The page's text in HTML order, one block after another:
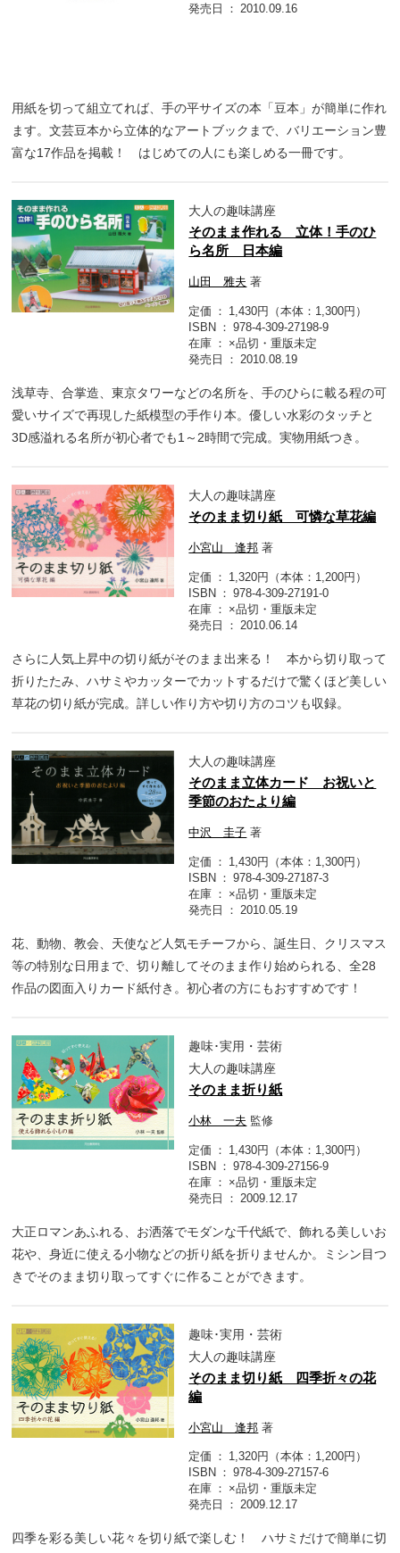
発売日
2010.09.16
用紙を切って組立てれば、手の平サイズの本「豆本」が簡単に作れ
ます。文芸豆本から立体的なアートブックまで、バリエーション豊
富な17作品を掲載！ はじめての人にも楽しめる一冊です。
大人の趣味講座
そのまま作れる 立体！手のひ
ら名所 日本編
山田 雅夫 著
定価
1,430円（本体：1,300円）
ISBN
978-4-309-27198-9
在庫
×品切・重版未定
発売日
2010.08.19
浅草寺、合掌造、東京タワーなどの名所を、手のひらに載る程の可
愛いサイズで再現した紙模型の手作り本。優しい水彩のタッチと
3D感溢れる名所が初心者でも1～2時間で完成。実物用紙つき。
大人の趣味講座
そのまま切り紙 可憐な草花編
小宮山 逢邦 著
定価
1,320円（本体：1,200円）
ISBN
978-4-309-27191-0
在庫
×品切・重版未定
発売日
2010.06.14
さらに人気上昇中の切り紙がそのまま出来る！ 本から切り取って
折りたたみ、ハサミやカッターでカットするだけで驚くほど美しい
草花の切り紙が完成。詳しい作り方や切り方のコツも収録。
大人の趣味講座
そのまま立体カード お祝いと
季節のおたより編
中沢 圭子 著
定価
1,430円（本体：1,300円）
ISBN
978-4-309-27187-3
在庫
×品切・重版未定
発売日
2010.05.19
花、動物、教会、天使など人気モチーフから、誕生日、クリスマス
等の特別な日用まで、切り離してそのまま作り始められる、全28
作品の図面入りカード紙付き。初心者の方にもおすすめです！
趣味･実用・芸術
大人の趣味講座
そのまま折り紙
小林 一夫 監修
定価
1,430円（本体：1,300円）
ISBN
978-4-309-27156-9
在庫
×品切・重版未定
発売日
2009.12.17
大正ロマンあふれる、お洒落でモダンな千代紙で、飾れる美しいお
花や、身近に使える小物などの折り紙を折りませんか。ミシン目つ
きでそのまま切り取ってすぐに作ることができます。
趣味･実用・芸術
大人の趣味講座
そのまま切り紙 四季折々の花
編
小宮山 逢邦 著
定価
1,320円（本体：1,200円）
ISBN
978-4-309-27157-6
在庫
×品切・重版未定
発売日
2009.12.17
四季を彩る美しい花々を切り紙で楽しむ！ ハサミだけで簡単に切